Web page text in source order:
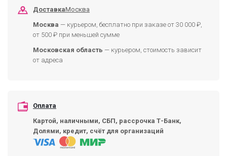
ДоставкаМосква
Москва — курьером, бесплатно при заказе от 30 000 ₽,
от 500 ₽ при меньшей сумме
Московская область — курьером, стоимость зависит
от адреса
Оплата
Картой, наличными, СБП, рассрочка Т-Банк,
Долями, кредит, счёт для организаций